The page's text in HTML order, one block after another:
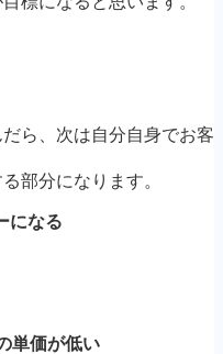
ら、次は自分自身でお客
部分になります。
になる
単価が低い